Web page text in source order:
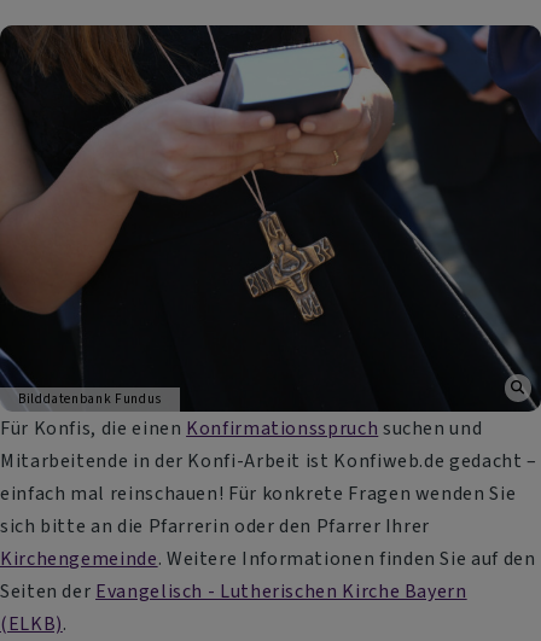
Bilddatenbank Fundus
Für Konfis, die einen Konfirmationsspruch suchen und
Mitarbeitende in der Konfi-Arbeit ist Konfiweb.de gedacht –
einfach mal reinschauen! Für konkrete Fragen wenden Sie
sich bitte an die Pfarrerin oder den Pfarrer Ihrer
Kirchengemeinde. Weitere Informationen finden Sie auf den
Seiten der Evangelisch - Lutherischen Kirche Bayern
(ELKB).